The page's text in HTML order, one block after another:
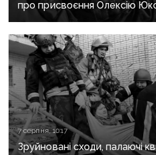
про присвоєння Олексію
України посмертно
7 серпня, 10:17
Зруйновані сходи, палаючі